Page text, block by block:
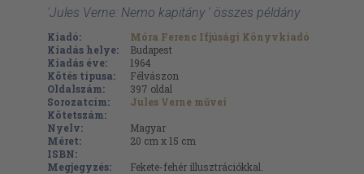
'Jules Verne: Nemo kapitány ' összes példány
Kiadó:
Móra Ferenc Ifjúsági Könyvkiadó
Kiadás helye:
Budapest
Kiadás éve:
1964
Kötés típusa:
Félvászon
Oldalszám:
397 oldal
Sorozatcím:
Jules Verne művei
Kötetszám:
Nyelv:
Magyar
Méret:
20 cm x 15 cm
ISBN:
Megjegyzés:
Fekete-fehér illusztrációkkal.